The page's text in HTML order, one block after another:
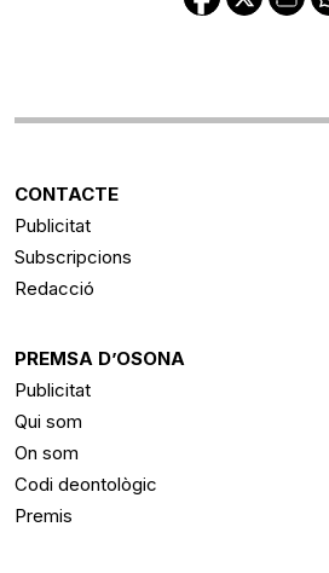
CONTACTE
Publicitat
Subscripcions
Redacció
PREMSA D’OSONA
Publicitat
Qui som
On som
Codi deontològic
Premis